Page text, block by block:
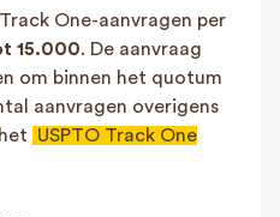
One-aanvragen per
15.000. De aanvraag
om binnen het quotum
aanvragen overigens
USPTO Track One